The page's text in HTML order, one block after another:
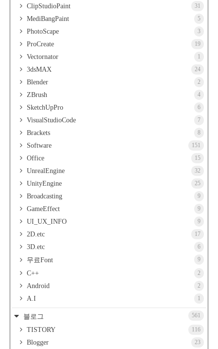
ClipStudioPaint 31
MediBangPaint 5
PhotoScape 3
ProCreate 19
Vectornator 1
3dsMAX 24
Blender 2
ZBrush 4
SketchUpPro 6
VisualStudioCode 7
Brackets 8
Software 151
Office 15
UnrealEngine 32
UnityEngine 25
Broadcasting 9
GameEffect 9
UI_UX_INFO 9
2D.etc 17
3D.etc 6
무료Font 9
C++ 2
Android 2
A.I 1
블로그 561
TISTORY 116
Blogger 23